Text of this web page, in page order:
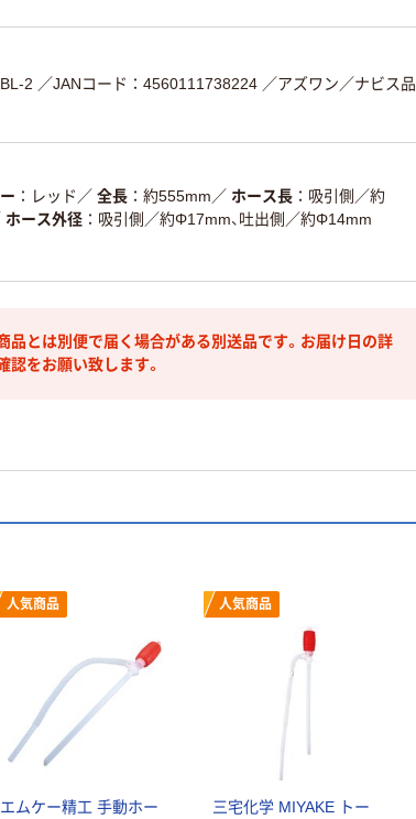
2 ／JANコード：4560111738224 ／アズワン／ナビス品
レッド ／ 全長 約555mm ／ ホース長
吸引側／約
ホース外径
吸引側／約Φ17mm、吐出側／約Φ14mm
品とは別便で届く場合がある別送品です。お届け日の詳
認をお願い致します。
人気商品
エムケー精工 手動ホー
人気商品
三宅化学 MIYAKE トー